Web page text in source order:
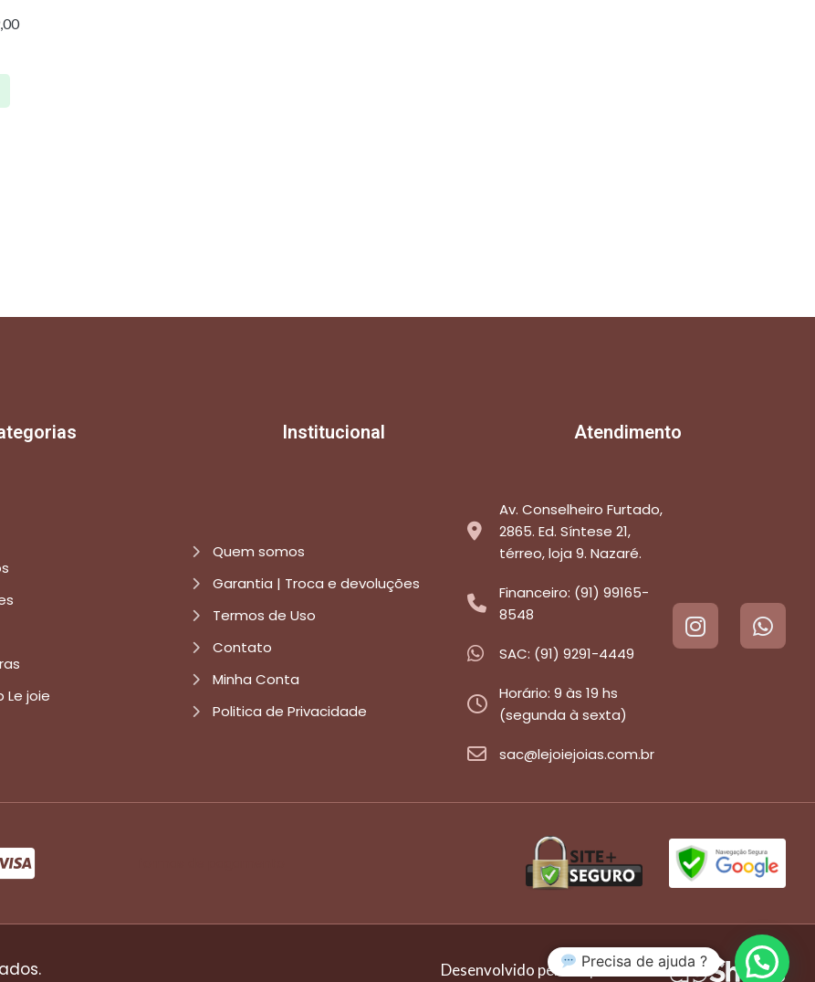
Institucional Atendimento
Le joie
Quem somos
Garantia | Troca e devoluções
Termos de Uso
Contato
Minha Conta
Politica de Privacidade
Av. Conselheiro Furtado,
2865. Ed. Síntese 21,
térreo, loja 9. Nazaré.
Financeiro: (91) 99165-
8548
SAC: (91) 9291-4449
Horário: 9 às 19 hs
(segunda à sexta)
sac@lejoiejoias.com.br
Desenvolvido pela empresaPrecisa de ajuda ?